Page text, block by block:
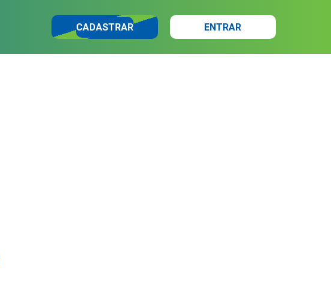
CADASTRAR ENTRAR